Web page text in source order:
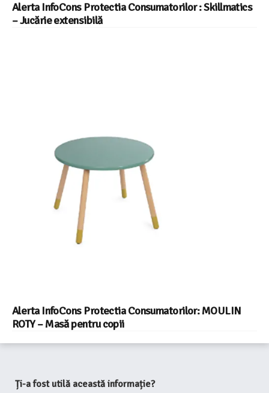
Alerta InfoCons Protectia Consumatorilor : Skillmatics
– Jucărie extensibilă
Alerta InfoCons Protectia Consumatorilor: MOULIN
ROTY – Masă pentru copii
Ți-a fost utilă această informație?